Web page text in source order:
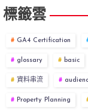
標籤雲
GA4 Certification
glossary basic
資料串流
Property Planning